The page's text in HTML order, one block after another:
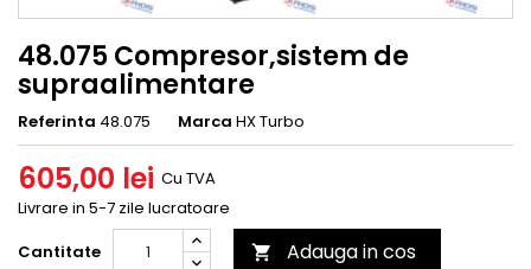
48.075 Compresor,sistem de
supraalimentare
Referinta 48.075 Marca HX Turbo
605,00 lei Cu TVA
Livrare in 5-7 zile lucratoare
Cantitate
 Adauga in cos